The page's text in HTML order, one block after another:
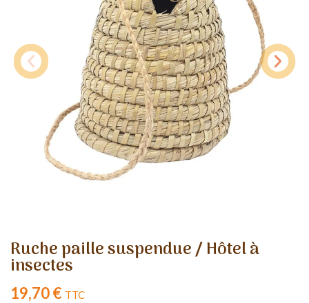
Ruche paille suspendue / Hôtel à
insectes
19,70 € TTC